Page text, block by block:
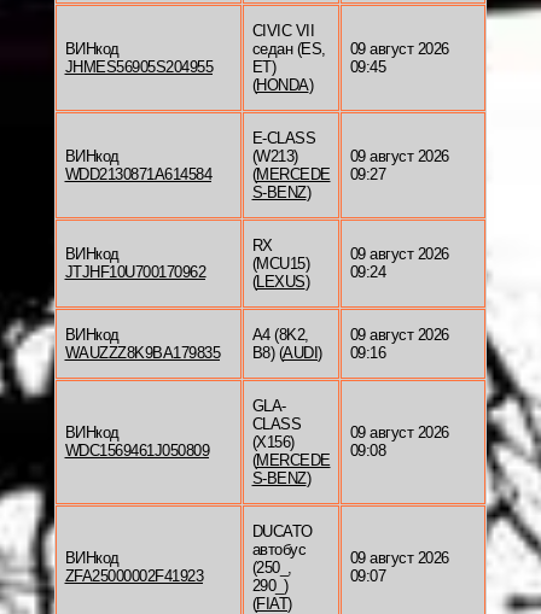
ВИНкод
JHMES56905S204955
CIVIC VII
седан (ES,
ET)
(HONDA)
09 август 2026
09:45
ВИНкод
WDD2130871A614584
E-CLASS
(W213)
(MERCEDE
S-BENZ)
09 август 2026
09:27
ВИНкод
JTJHF10U700170962
RX
(MCU15)
(LEXUS)
09 август 2026
09:24
ВИНкод
WAUZZZ8K9BA179835
A4 (8K2,
B8) (AUDI)
09 август 2026
09:16
ВИНкод
WDC1569461J050809
GLA-
CLASS
(X156)
(MERCEDE
S-BENZ)
09 август 2026
09:08
ВИНкод
ZFA25000002F41923
DUCATO
автобус
(250_,
290_)
(FIAT)
09 август 2026
09:07